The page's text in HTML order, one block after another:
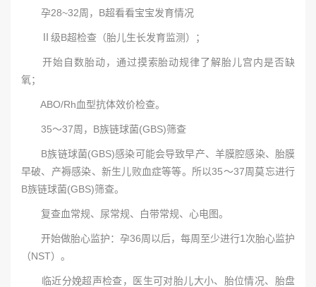
孕28~32周，B超看看宝宝发育情况
Ⅱ级B超检查（胎儿生长发育监测）；
开始自数胎动，通过摸索胎动规律了解胎儿宫内是否缺
氧；
ABO/Rh血型抗体效价检查。
35～37周，B族链球菌(GBS)筛查
B族链球菌(GBS)感染可能会导致早产、羊膜腔感染、胎膜
早破、产褥感染、新生儿败血症等等。所以35～37周莫忘进行
B族链球菌(GBS)筛查。
复查血常规、尿常规、白带常规、心电图。
开始做胎心监护：孕36周以后，每周至少进行1次胎心监护
（NST）。
临近分娩超声检查，医生可对胎儿大小、胎位情况、胎盘